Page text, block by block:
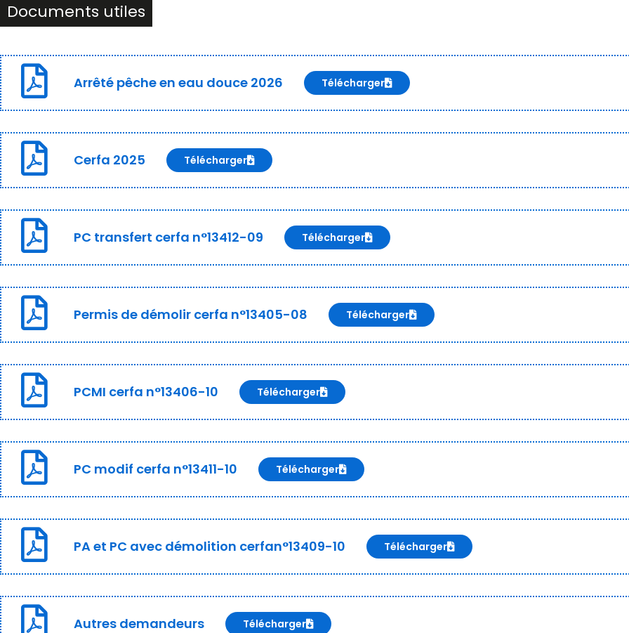
Documents utiles
Arrêté pêche en eau douce 2026 Télécharger
Cerfa 2025 Télécharger
PC transfert cerfa n°13412-09 Télécharger
Permis de démolir cerfa n°13405-08 Télécharger
PCMI cerfa n°13406-10 Télécharger
PC modif cerfa n°13411-10 Télécharger
PA et PC avec démolition cerfan°13409-10 Télécharger
Autres demandeurs Télécharger